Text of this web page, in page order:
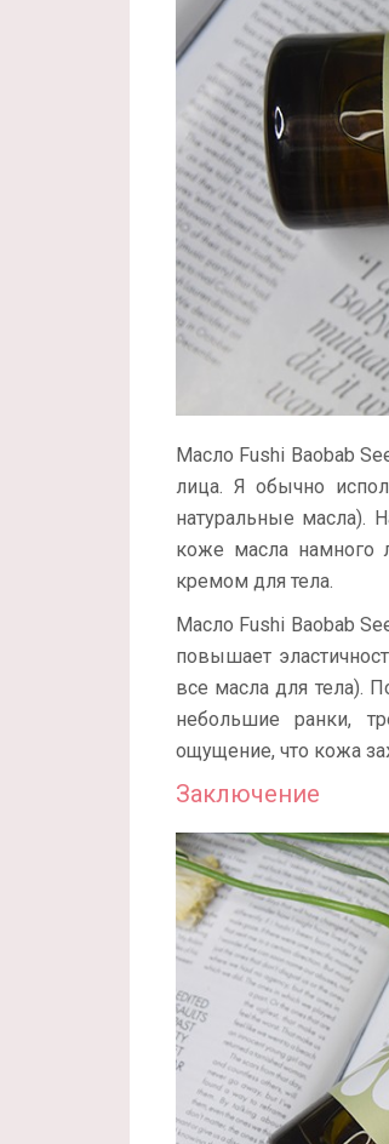
Масло Fushi Baobab
лица. Я обычно
натуральные масла).
коже масла намного
кремом для тела.
Масло Fushi Baobab
повышает
все масла для тела).
небольшие ранки,
ощущение, что кожа
Заключение